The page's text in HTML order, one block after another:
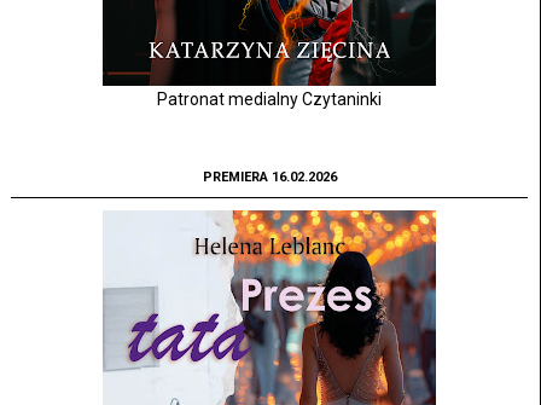
Patronat medialny Czytaninki
PREMIERA 16.02.2026